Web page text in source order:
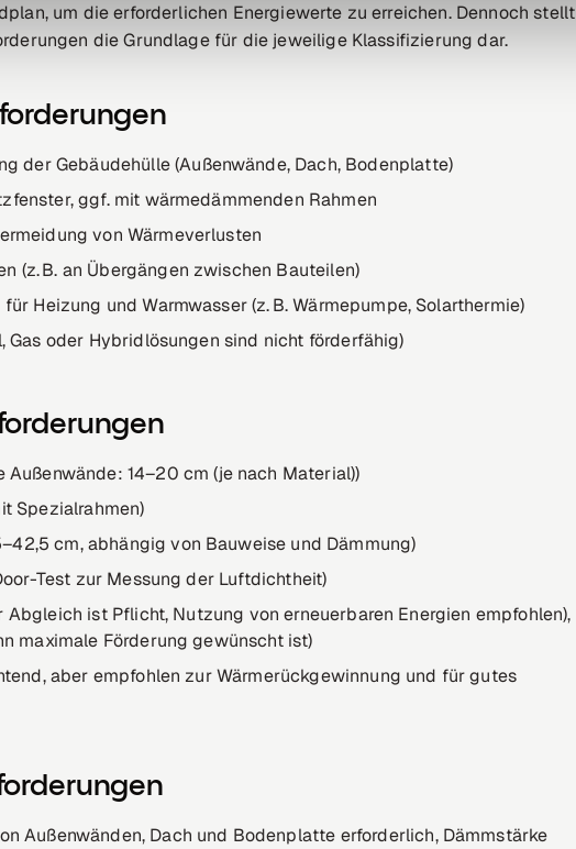
um die erforderlichen Energiewerte zu erreichen. Dennoch stellt
die Grundlage für die jeweilige Klassifizierung dar.
der Gebäudehülle (Außenwände, Dach, Bodenplatte)
ggf. mit wärmedämmenden Rahmen
von Wärmeverlusten
(z. B. an Übergängen zwischen Bauteilen)
Heizung und Warmwasser (z. B. Wärmepumpe, Solarthermie)
Gas oder Hybridlösungen sind nicht förderfähig)
Außenwände: 14–20 cm (je nach Material))
Spezialrahmen)
cm, abhängig von Bauweise und Dämmung)
Test zur Messung der Luftdichtheit)
ist Pflicht, Nutzung von erneuerbaren Energien empfohlen),
maximale Förderung gewünscht ist)
aber empfohlen zur Wärmerückgewinnung und für gutes
Außenwänden, Dach und Bodenplatte erforderlich, Dämmstärke